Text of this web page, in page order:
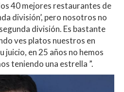
40 mejores restaurantes de
división’, pero nosotros no
división. Es bastante
ves platos nuestros en
en 25 años no hemos
teniendo una estrella ”.